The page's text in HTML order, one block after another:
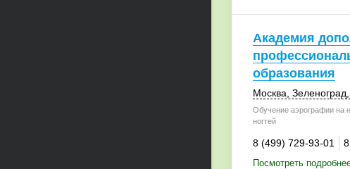
Академия
образования
Москва Зеленоград
Обучение аэрографии на
ногтей
8 (499) 729-93-01
Посмотреть